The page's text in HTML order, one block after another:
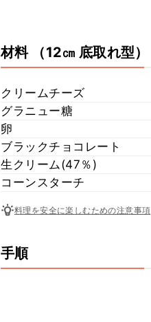
材料 （12㎝ 底取れ型）
クリームチーズ
グラニュー糖
卵
ブラックチョコレート
生クリーム(47％)
コーンスターチ
料理を安全に楽しむための注意事項
手順